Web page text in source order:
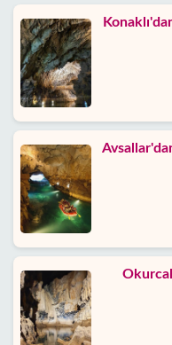
Blog
Google
yorumları
Biz
kimiz
Sunduklarımız
Hizmet
Şartları
Gizlilik
Politikası